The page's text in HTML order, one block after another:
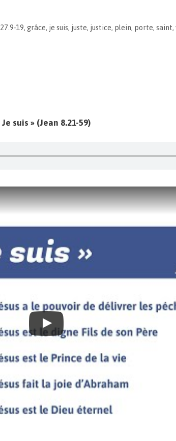
19, grâce, je suis, juste, justice, plein, porte, saint,
Je suis » (Jean 8.21-59)